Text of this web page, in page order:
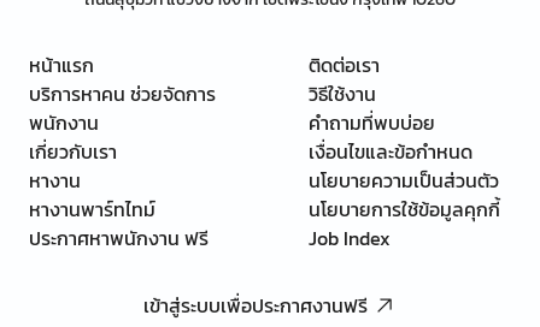
หน้าแรก
บริการหาคน ช่วยจัดการ
พนักงาน
เกี่ยวกับเรา
หางาน
หางานพาร์ทไทม์
ประกาศหาพนักงาน ฟรี
ติดต่อเรา
วิธีใช้งาน
คำถามที่พบบ่อย
เงื่อนไขและข้อกำหนด
นโยบายความเป็นส่วนตัว
นโยบายการใช้ข้อมูลคุกกี้
Job Index
เข้าสู่ระบบเพื่อประกาศงานฟรี